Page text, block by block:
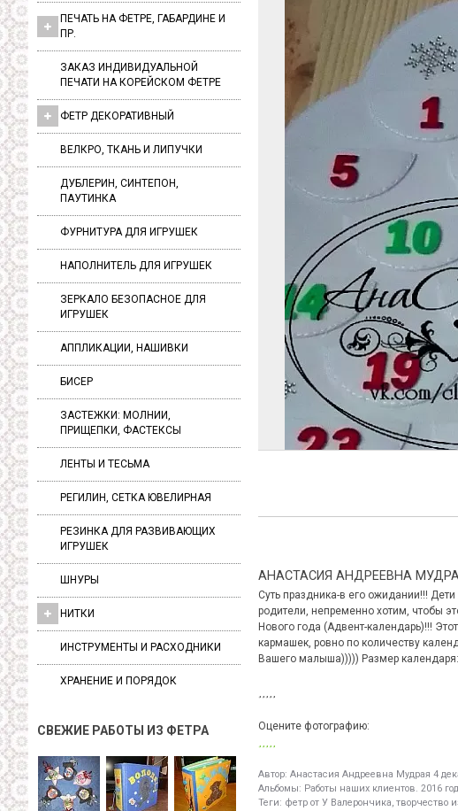
ПЕЧАТЬ НА ФЕТРЕ, ГАБАРДИНЕ И
ПР.
ЗАКАЗ ИНДИВИДУАЛЬНОЙ
ПЕЧАТИ НА КОРЕЙСКОМ ФЕТРЕ
ФЕТР ДЕКОРАТИВНЫЙ
ВЕЛКРО, ТКАНЬ И ЛИПУЧКИ
ДУБЛЕРИН, СИНТЕПОН,
ПАУТИНКА
ФУРНИТУРА ДЛЯ ИГРУШЕК
НАПОЛНИТЕЛЬ ДЛЯ ИГРУШЕК
ЗЕРКАЛО БЕЗОПАСНОЕ ДЛЯ
ИГРУШЕК
АППЛИКАЦИИ, НАШИВКИ
БИСЕР
ЗАСТЕЖКИ: МОЛНИИ,
ПРИЩЕПКИ, ФАСТЕКСЫ
ЛЕНТЫ И ТЕСЬМА
РЕГИЛИН, СЕТКА ЮВЕЛИРНАЯ
РЕЗИНКА ДЛЯ РАЗВИВАЮЩИХ
ИГРУШЕК
ШНУРЫ
НИТКИ
ИНСТРУМЕНТЫ И РАСХОДНИКИ
ХРАНЕНИЕ И ПОРЯДОК
СВЕЖИЕ РАБОТЫ ИЗ ФЕТРА
АНАСТАСИЯ АНДРЕЕВНА
Суть праздника-в его ожидании!!!
родители, непременно хотим, чтобы
Нового года (Адвент-календарь)!!!
кармашек, ровно по количеству
Вашего малыша))))) Размер
Оцените фотографию:
Автор: Анастасия Андреевна Мудрая 4
Альбомы: Работы наших клиентов. 2016
Теги: фетр от У Валерончика, творчество